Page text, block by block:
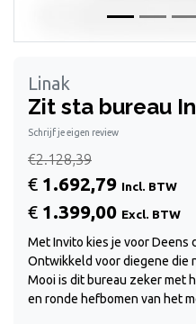
Linak
Zit sta bureau
Schrijf je eigen review
€2.128,39
€ 1.692,79 Incl. BTW
€ 1.399,00 Excl. BTW
Met Invito kies je voor Deens
Ontwikkeld voor diegene die
Mooi is dit bureau zeker met
en ronde hefbomen van het